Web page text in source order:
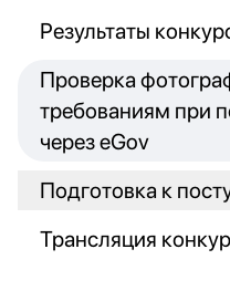
Результаты
Проверка
требованиям при
через eGov
Подготовка к
Трансляция